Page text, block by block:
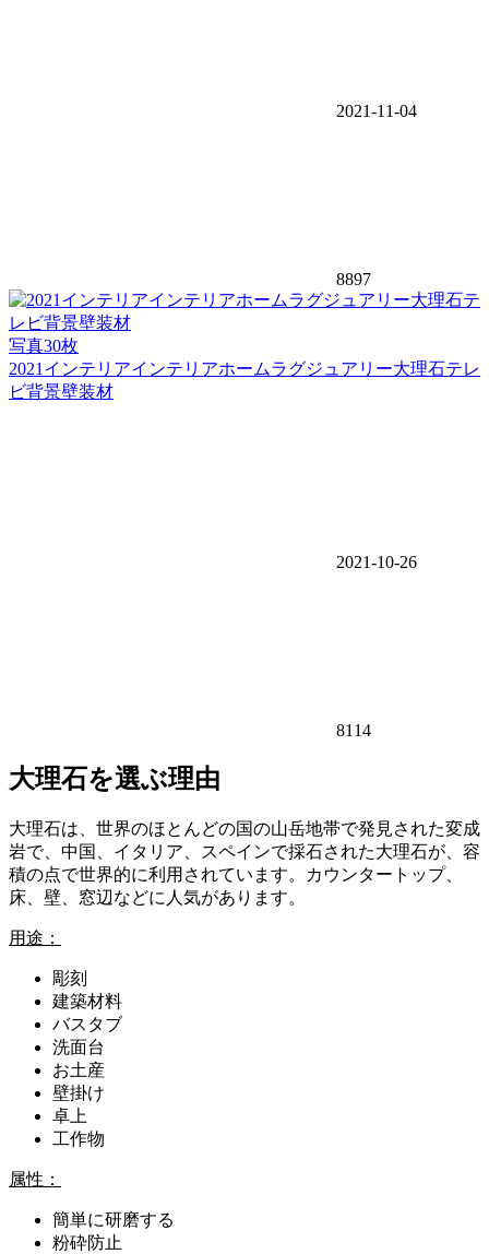
2021-11-04
8897
写真30枚
2021インテリアインテリアホームラグジュアリー大理石テレ
ビ背景壁装材
2021-10-26
8114
大理石を選ぶ理由
大理石は、世界のほとんどの国の山岳地帯で発見された変成
岩で、中国、イタリア、スペインで採石された大理石が、容
積の点で世界的に利用されています。カウンタートップ、
床、壁、窓辺などに人気があります。
用途：
彫刻
建築材料
バスタブ
洗面台
お土産
壁掛け
卓上
工作物
属性：
簡単に研磨する
粉砕防止